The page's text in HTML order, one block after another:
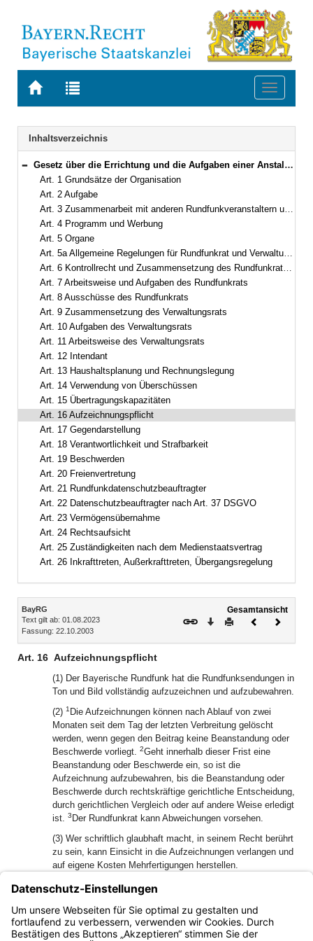
Zur
BAYERN.RECHT
Zur
letzten
Suche
Toggle
Navigation
Inhaltsverzeichnis
Bereich reduzieren
Gesetz über die Errichtung und die Aufgaben einer Anstalt des öffentlichen Rechts „Der Bayerische Rundfunk“ (Bayerisches Rundfunkgesetz – BayRG) in der Fassung der Bekanntmachung vom 22. Oktober 2003 (GVBl. S. 792) BayRS 2251-1-S (Art. 1–26)
Art. 1 Grundsätze der Organisation
Art. 2 Aufgabe
Art. 3 Zusammenarbeit mit anderen Rundfunkveranstaltern und Dritten
Art. 4 Programm und Werbung
Art. 5 Organe
Art. 5a Allgemeine Regelungen für Rundfunkrat und Verwaltungsrat
Art. 6 Kontrollrecht und Zusammensetzung des Rundfunkrats, Verordnungsermächtigung
Art. 7 Arbeitsweise und Aufgaben des Rundfunkrats
Art. 8 Ausschüsse des Rundfunkrats
Art. 9 Zusammensetzung des Verwaltungsrats
Art. 10 Aufgaben des Verwaltungsrats
Art. 11 Arbeitsweise des Verwaltungsrats
Art. 12 Intendant
Art. 13 Haushaltsplanung und Rechnungslegung
Art. 14 Verwendung von Überschüssen
Art. 15 Übertragungskapazitäten
Art. 16 Aufzeichnungspflicht
Art. 17 Gegendarstellung
Art. 18 Verantwortlichkeit und Strafbarkeit
Art. 19 Beschwerden
Art. 20 Freienvertretung
Art. 21 Rundfunkdatenschutzbeauftragter
Art. 22 Datenschutzbeauftragter nach Art. 37 DSGVO
Art. 23 Vermögensübernahme
Art. 24 Rechtsaufsicht
Art. 25 Zuständigkeiten nach dem Medienstaatsvertrag
Art. 26 Inkrafttreten, Außerkrafttreten, Übergangsregelung
Inhalt
BayRG
Text gilt ab: 01.08.2023
Fassung: 22.10.2003
Gesamtansicht
Download
DruckenVorheriges
Art. 16 Aufzeichnungspflicht
(1) Der Bayerische Rundfunk hat die Rundfunksendungen in
Ton und Bild vollständig aufzuzeichnen und aufzubewahren.
(2) 1 Die Aufzeichnungen können nach Ablauf von zwei
Monaten seit dem Tag der letzten Verbreitung gelöscht
werden, wenn gegen den Beitrag keine Beanstandung oder
Beschwerde vorliegt. 2Geht innerhalb dieser Frist eine
Beanstandung oder Beschwerde ein, so ist die
Aufzeichnung aufzubewahren, bis die Beanstandung oder
Beschwerde durch rechtskräftige gerichtliche Entscheidung,
durch gerichtlichen Vergleich oder auf andere Weise erledigt
ist. 3 Der Rundfunkrat kann Abweichungen vorsehen.
(3) Wer schriftlich glaubhaft macht, in seinem Recht berührt
zu sein, kann Einsicht in die Aufzeichnungen verlangen und
auf eigene Kosten Mehrfertigungen herstellen.
(4) Soweit der Bayerische Rundfunk Fernsehtext
veranstaltet, stellt er in geeigneter Weise sicher, dass
berechtigten Interessen Dritter auf Beweissicherung
angemessen Rechnung getragen wird.